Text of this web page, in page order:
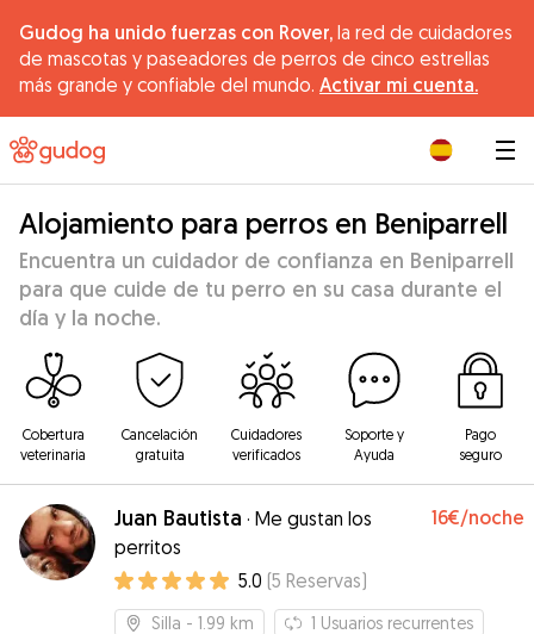
Gudog ha unido fuerzas con Rover, la red de cuidadores
de mascotas y paseadores de perros de cinco estrellas
más grande y confiable del mundo. Activar mi cuenta.
Alojamiento para perros en Beniparrell
Encuentra un cuidador de confianza en Beniparrell
para que cuide de tu perro en su casa durante el
día y la noche.
Cobertura
veterinaria
Cancelación
gratuita
Cuidadores
verificados
Soporte y
Ayuda
Pago
seguro
Juan Bautista · Me gustan los
perritos
16€/noche
5.0 (5 Reservas)
Silla - 1.99 km 1 Usuarios recurrentes